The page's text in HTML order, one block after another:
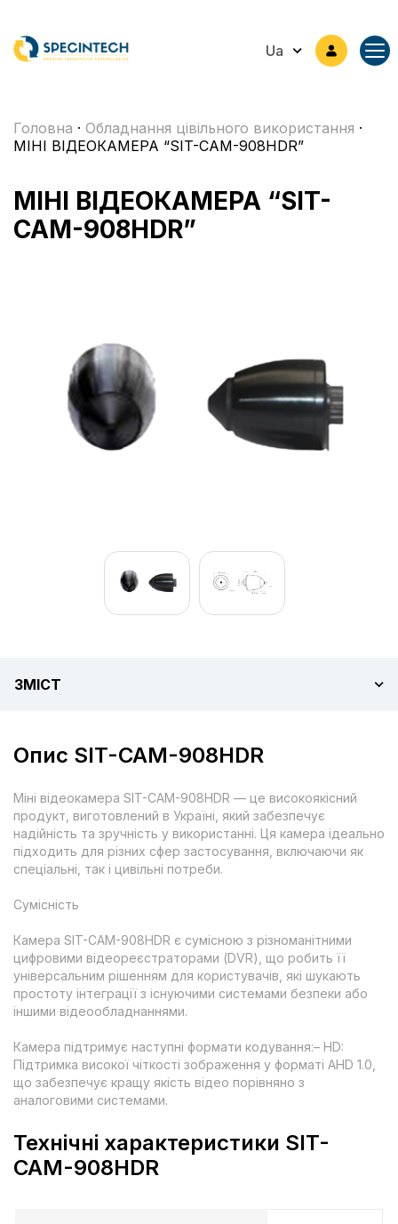
Ua
Головна · Обладнання цівільного використання ·
МІНІ ВІДЕОКАМЕРА “SIT-CAM-908HDR”
МІНІ ВІДЕОКАМЕРА “SIT-
CAM-908HDR”
Опис SIT-CAM-908HDR
Міні відеокамера SIT-CAM-908HDR — це високоякісний
продукт, виготовлений в Україні, який забезпечує
надійність та зручність у використанні. Ця камера ідеально
підходить для різних сфер застосування, включаючи як
спеціальні, так і цивільні потреби.
Сумісність
Камера SIT-CAM-908HDR є сумісною з різноманітними
цифровими відеореєстраторами (DVR), що робить її
універсальним рішенням для користувачів, які шукають
простоту інтеграції з існуючими системами безпеки або
іншими відеообладнаннями.
Камера підтримує наступні формати кодування:– HD:
Підтримка високої чіткості зображення у форматі AHD 1.0,
що забезпечує кращу якість відео порівняно з
аналоговими системами.
Технічні характеристики SIT-
CAM-908HDR
ЗМІСТ